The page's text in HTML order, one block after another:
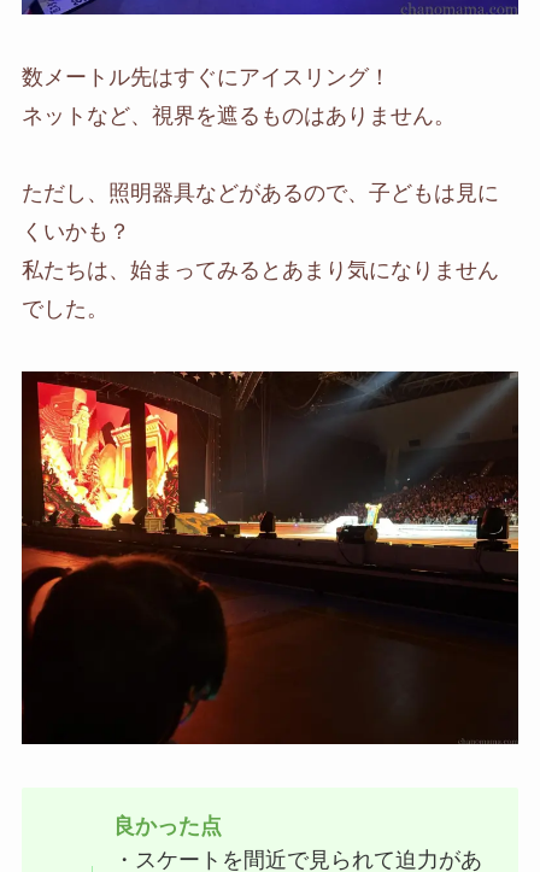
数メートル先はすぐにアイスリング！
ネットなど、視界を遮るものはありません。
ただし、照明器具などがあるので、子どもは見に
くいかも？
私たちは、始まってみるとあまり気になりません
でした。
良かった点
・スケートを間近で見られて迫力があ